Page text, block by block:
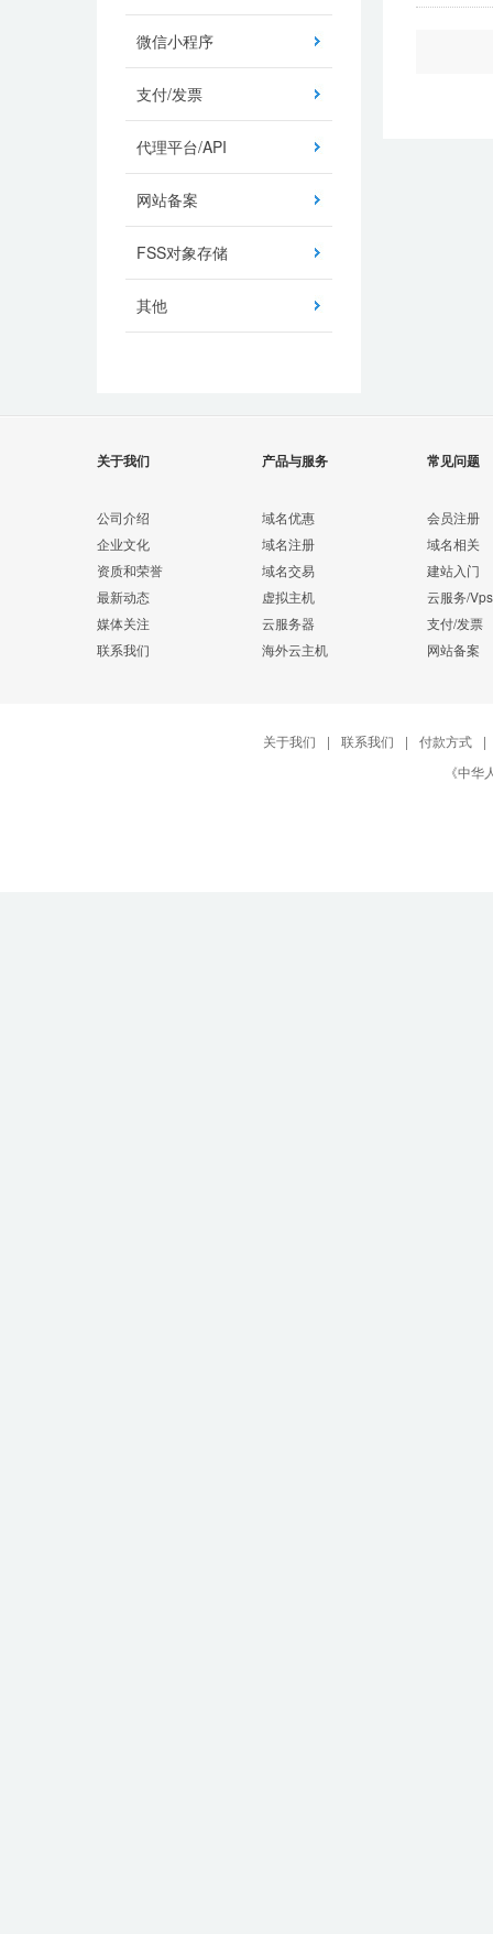
微信小程序
支付/发票
代理平台/API
网站备案
FSS对象存储
其他
关于我们
公司介绍
企业文化
资质和荣誉
最新动态
媒体关注
联系我们
产品与服务
域名优惠
域名注册
域名交易
虚拟主机
云服务器
海外云主机
常见问题
会员注册
域名相关
建站入门
云服务/Vps
支付/发票
网站备案
关于我们 | 联系我们 | 付款方式
|
《中